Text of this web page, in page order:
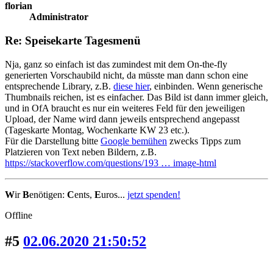
florian
Administrator
Re: Speisekarte Tagesmenü
Nja, ganz so einfach ist das zumindest mit dem On-the-fly
generierten Vorschaubild nicht, da müsste man dann schon eine
entsprechende Library, z.B. diese hier, einbinden. Wenn generische
Thumbnails reichen, ist es einfacher. Das Bild ist dann immer gleich,
und in OfA braucht es nur ein weiteres Feld für den jeweiligen
Upload, der Name wird dann jeweils entsprechend angepasst
(Tageskarte Montag, Wochenkarte KW 23 etc.).
Für die Darstellung bitte Google bemühen zwecks Tipps zum
Platzieren von Text neben Bildern, z.B.
https://stackoverflow.com/questions/193 … image-html
WirBenötigen: Cents, Euros... jetzt spenden!
Offline
#5 02.06.2020 21:50:52